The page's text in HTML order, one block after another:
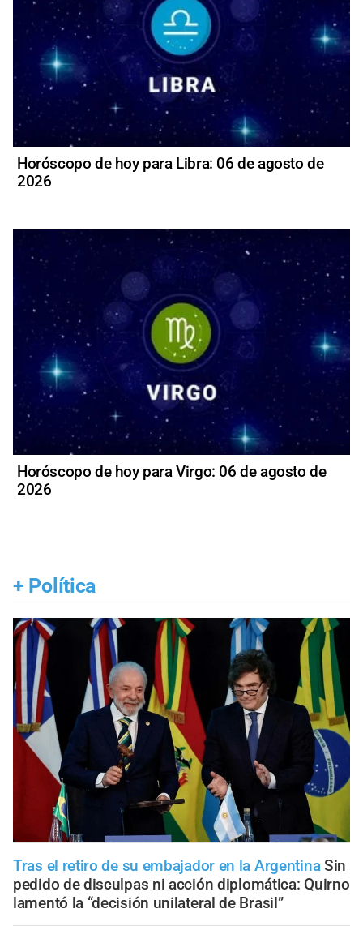
Horóscopo de hoy para Libra: 06 de agosto de
2026
Horóscopo de hoy para Virgo: 06 de agosto de
2026
+ Política
Tras el retiro de su embajador en la Argentina Sin
pedido de disculpas ni acción diplomática: Quirno
lamentó la “decisión unilateral de Brasil”